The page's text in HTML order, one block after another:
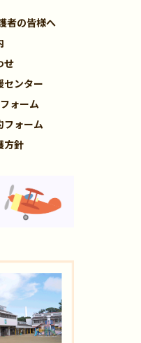
者の皆様へ
せ
センター
ォーム
フォーム
方針